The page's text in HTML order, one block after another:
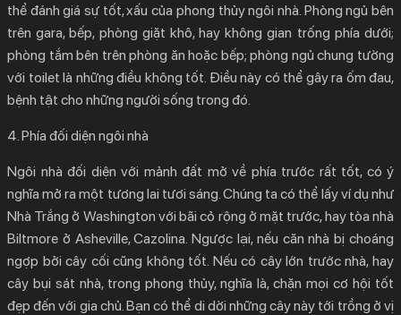
thể đánh giá sự tốt, xấu của phong thủy ngôi nhà. Phòng ngủ bên
trên gara, bếp, phòng giặt khô, hay không gian trống phía dưới;
phòng tắm bên trên phòng ăn hoặc bếp; phòng ngủ chung tường
với toilet là những điều không tốt. Điều này có thể gây ra ốm đau,
bệnh tật cho những người sống trong đó.
4. Phía đối diện ngôi nhà
Ngôi nhà đối diện với mảnh đất mở về phía trước rất tốt, có ý
nghĩa mở ra một tương lai tươi sáng. Chúng ta có thể lấy ví dụ như
Nhà Trắng ở Washington với bãi cỏ rộng ở mặt trước, hay tòa nhà
Biltmore ở Asheville, Cazolina. Ngược lại, nếu căn nhà bị choáng
ngợp bởi cây cối cũng không tốt. Nếu có cây lớn trước nhà, hay
cây bụi sát nhà, trong phong thủy, nghĩa là, chặn mọi cơ hội tốt
đẹp đến với gia chủ. Bạn có thể di dời những cây này tới trồng ở vị